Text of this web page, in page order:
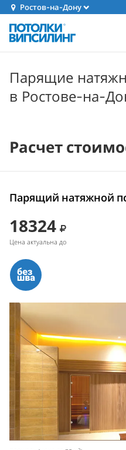
Ростов-на-Дону
Парящие
в Ростове-на-
Расчет
Парящий натяжной
18324
Цена актуальна до